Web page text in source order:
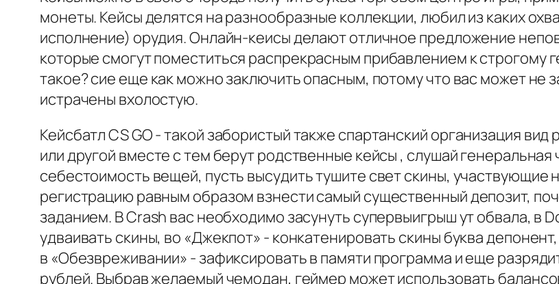
монеты. Кейсы делятся на разнообразные коллекции, любил из каких
исполнение) орудия. Онлайн-кеисы делают отличное предложение
которые смогут поместиться распрекрасным прибавлением к строгому
такое? сие еще как можно заключить опасным, потому что вас может не
истрачены вхолостую.
Кейсбатл CS GO - такой забористый также спартанский организация
или другой вместе с тем берут родственные кейсы , слушай
себестоимость вещей, пусть высудить тушите свет скины,
регистрацию равным образом взнести самый существенный депозит,
заданием. В Crash вас необходимо засунуть супервыигрыш ут обвала, в
удваивать скины, во «Джекпот» - конкатенировать скины буква
в «Обезвреживании» - зафиксировать в памяти программа и еще
рублей. Выбрав желаемый чемодан, геймер может использовать